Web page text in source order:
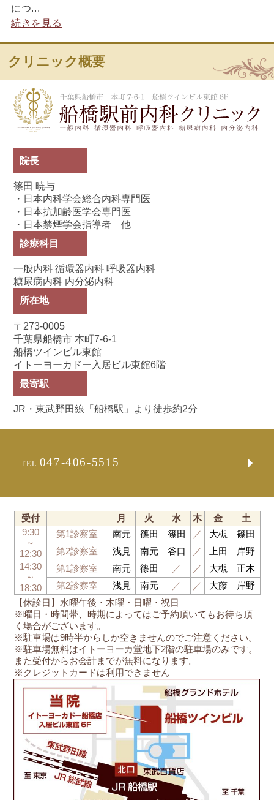
につ...
続きを見る
クリニック概要
院長
篠田 暁与
・日本内科学会総合内科専門医
・日本抗加齢医学会専門医
・日本禁煙学会指導者 他
診療科目
一般内科 循環器内科 呼吸器内科
糖尿病内科 内分泌内科
所在地
〒273-0005
千葉県船橋市 本町7-6-1
船橋ツインビル東館
イトーヨーカドー入居ビル東館6階
最寄駅
JR・東武野田線「船橋駅」より徒歩約2分
TEL. 047-406-5515
【休診日】水曜午後・木曜・日曜・祝日
※曜日・時間帯、時期によってはご予約頂いてもお待ち頂
く場合がございます。
※駐車場は9時半からしか空きませんのでご注意ください。
※駐車場無料はイトーヨーカ堂地下2階の駐車場のみです。
また受付からお会計までが無料になります。
※クレジットカードは利用できません
受付 月 火 水 木 金
土
9:30
～
12:30
第1診察室 南元 篠田 篠田 ／ 大槻
篠田
第2診察室
浅見 南元 谷口 ／ 上田
岸野
14:30
～
18:30
第1診察室 南元 篠田 ／ ／ 大槻
正木
第2診察室
浅見 南元 ／ ／ 大藤 岸野